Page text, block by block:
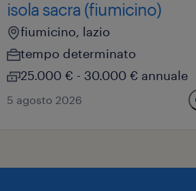
isola sacra (fiumicino)
fiumicino, lazio
tempo determinato
25.000 € - 30.000 € annuale
5 agosto 2026